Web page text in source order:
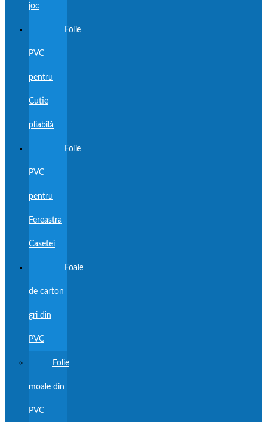
joc
Folie
PVC
pentru
Cutie
pliabilă
Folie
PVC
pentru
Fereastra
Casetei
Foaie
de carton
gri din
PVC
Folie
moale din
PVC